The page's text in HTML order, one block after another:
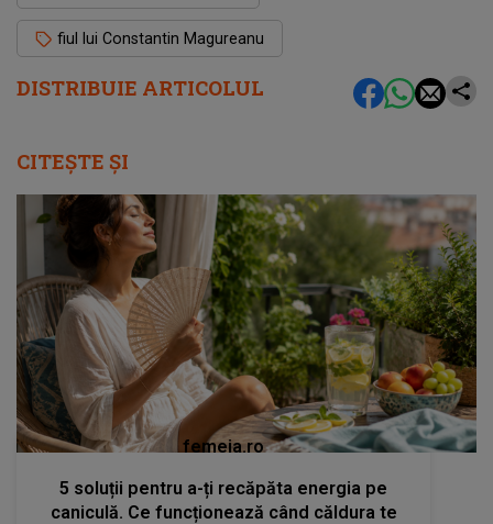
DISTRIBUIE ARTICOLUL
fiul lui Constantin Magureanu
CITEȘTE ȘI
femeia.ro
5 soluții pentru a-ți recăpăta energia pe
caniculă. Ce funcționează când căldura te